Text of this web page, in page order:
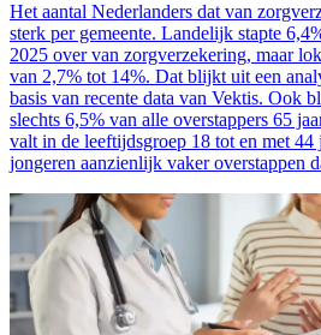
Het aantal Nederlanders dat van
sterk per gemeente. Landelijk stapte
2025 over van zorgverzekering, maar
van 2,7% tot 14%. Dat blijkt uit een
basis van recente data van Vektis. Ook
slechts 6,5% van alle overstappers 65
valt in de leeftijdsgroep 18 tot en met 44
jongeren aanzienlijk vaker overstappen